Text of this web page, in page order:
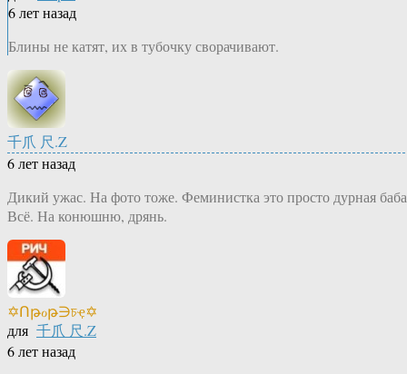
6 лет назад
Блины не катят, их в тубочку сворачивают.
千爪 尺.Z
6 лет назад
Дикий ужас. На фото тоже. Феминистка это просто дурная
Всё. На конюшню, дрянь.
✡Ոթℴթ∋চҿ✡
для 千爪 尺.Z
6 лет назад